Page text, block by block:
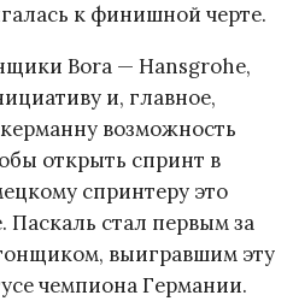
к финишной черте.
Bora — Hansgrohe,
и, главное,
возможность
открыть спринт в
спринтеру это
Паскаль стал первым за
выигравшим эту
чемпиона Германии.